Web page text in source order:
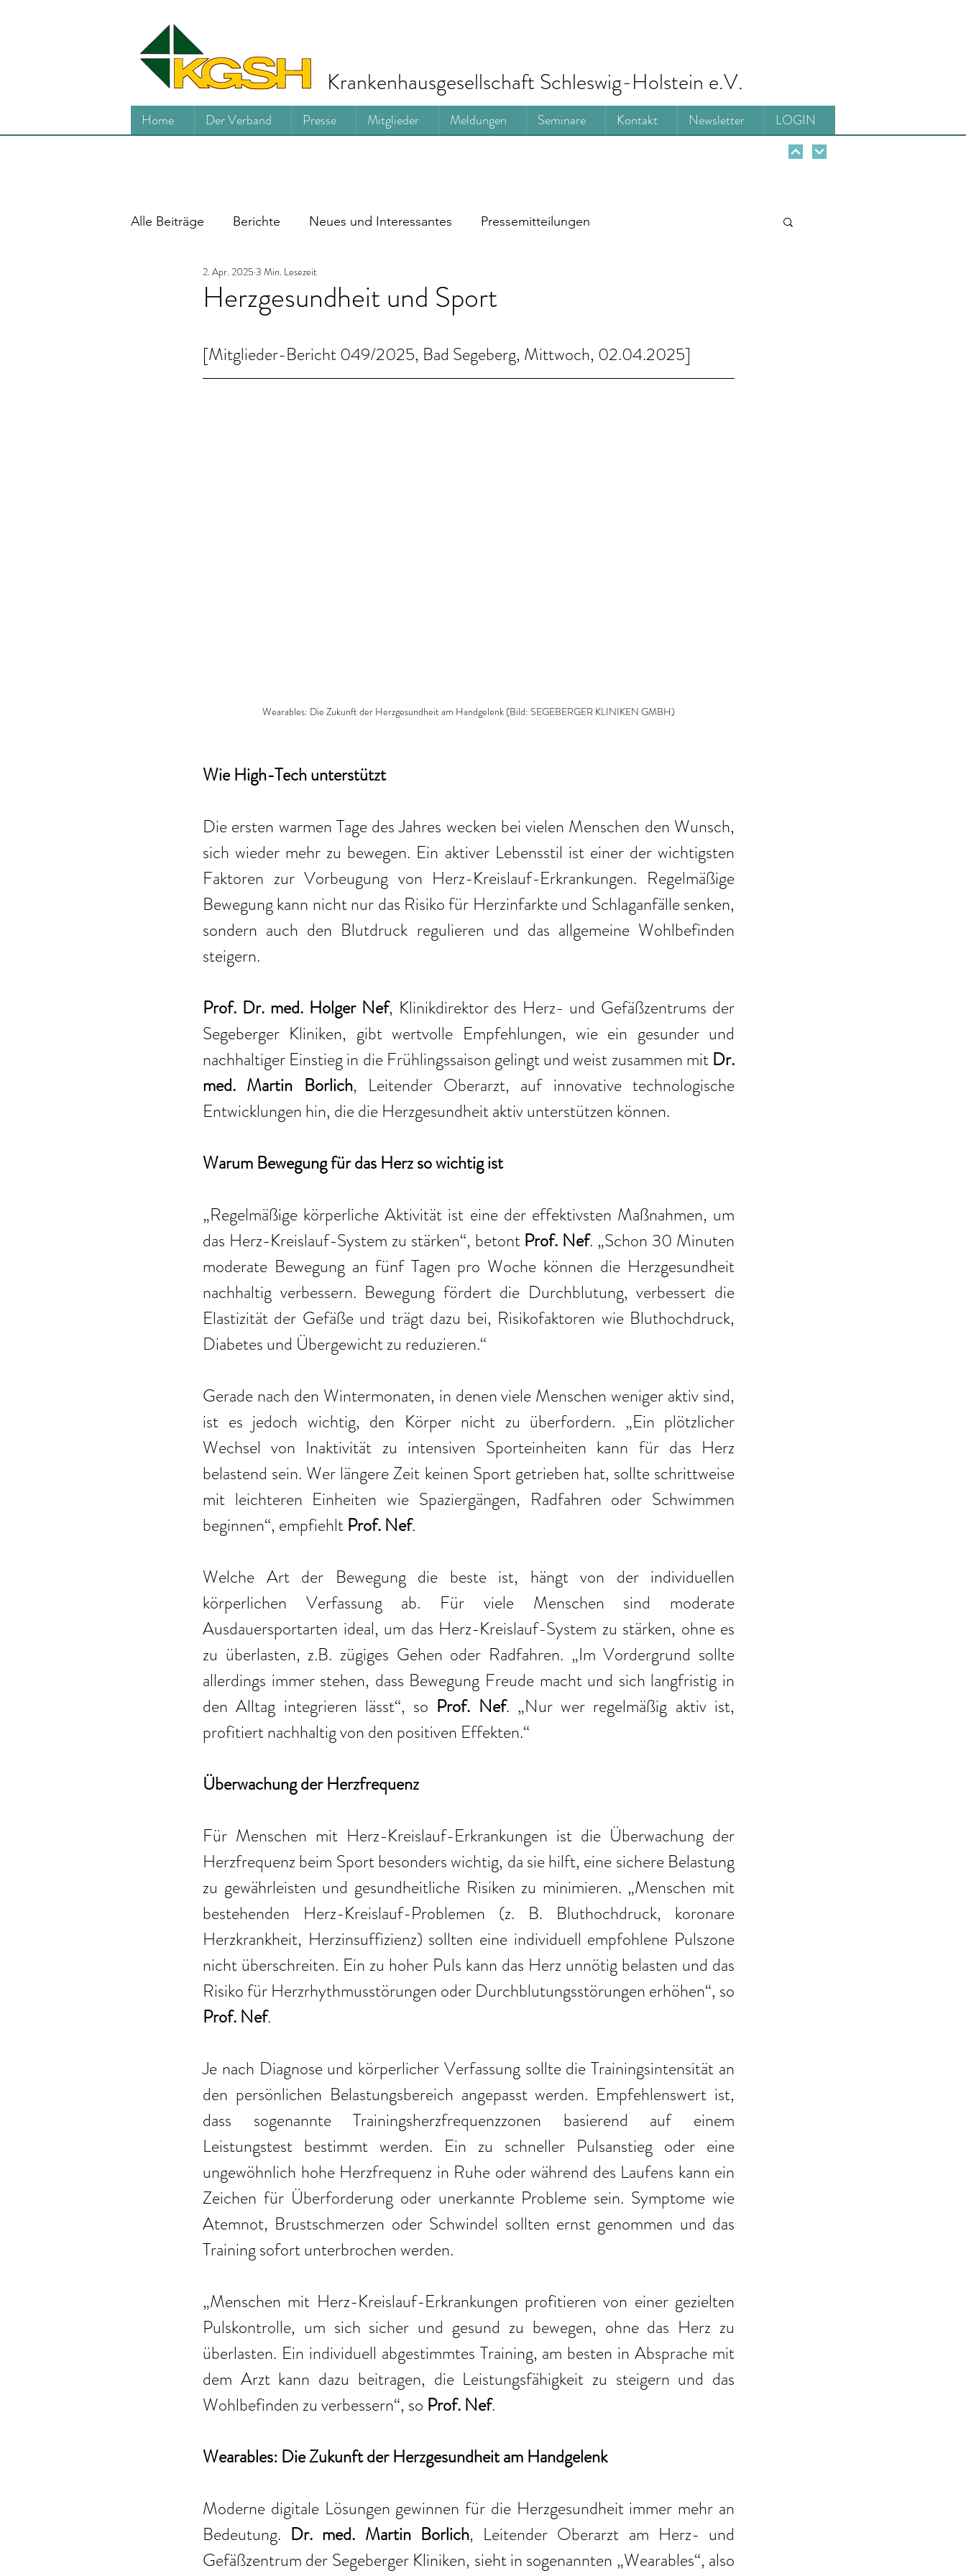
Home Der Verband Presse Mitglieder Meldungen Seminare Kontakt Newsletter LOGIN
Krankenhausgesellschaft Schleswig-Holstein e.V.
Alle Beiträge Berichte Neues und Interessantes Pressemitteilungen
Herzgesundheit und Sport
2. Apr. 2025 3 Min. Lesezeit
[Mitglieder-Bericht 049/2025, Bad Segeberg, Mittwoch, 02.04.2025]
Wearables: Die Zukunft der Herzgesundheit am Handgelenk (Bild: SEGEBERGER KLINIKEN GMBH)
Wie High-Tech unterstützt
Die ersten warmen Tage des Jahres wecken bei vielen Menschen den Wunsch,
sich wieder mehr zu bewegen. Ein aktiver Lebensstil ist einer der wichtigsten
Faktoren zur Vorbeugung von Herz-Kreislauf-Erkrankungen. Regelmäßige
Bewegung kann nicht nur das Risiko für Herzinfarkte und Schlaganfälle senken,
sondern auch den Blutdruck regulieren und das allgemeine Wohlbefinden
steigern.
Prof. Dr. med. Holger Nef, Klinikdirektor des Herz- und Gefäßzentrums der
Segeberger Kliniken, gibt wertvolle Empfehlungen, wie ein gesunder und
nachhaltiger Einstieg in die Frühlingssaison gelingt und weist zusammen mit Dr.
med. Martin Borlich, Leitender Oberarzt, auf innovative technologische
Entwicklungen hin, die die Herzgesundheit aktiv unterstützen können.
Warum Bewegung für das Herz so wichtig ist
„Regelmäßige körperliche Aktivität ist eine der effektivsten Maßnahmen, um
das Herz-Kreislauf-System zu stärken“, betont Prof. Nef. „Schon 30 Minuten
moderate Bewegung an fünf Tagen pro Woche können die Herzgesundheit
nachhaltig verbessern. Bewegung fördert die Durchblutung, verbessert die
Elastizität der Gefäße und trägt dazu bei, Risikofaktoren wie Bluthochdruck,
Diabetes und Übergewicht zu reduzieren.“
Gerade nach den Wintermonaten, in denen viele Menschen weniger aktiv sind,
ist es jedoch wichtig, den Körper nicht zu überfordern. „Ein plötzlicher
Wechsel von Inaktivität zu intensiven Sporteinheiten kann für das Herz
belastend sein. Wer längere Zeit keinen Sport getrieben hat, sollte schrittweise
mit leichteren Einheiten wie Spaziergängen, Radfahren oder Schwimmen
beginnen“, empfiehlt Prof. Nef.
Welche Art der Bewegung die beste ist, hängt von der individuellen
körperlichen Verfassung ab. Für viele Menschen sind moderate
Ausdauersportarten ideal, um das Herz-Kreislauf-System zu stärken, ohne es
zu überlasten, z.B. zügiges Gehen oder Radfahren. „Im Vordergrund sollte
allerdings immer stehen, dass Bewegung Freude macht und sich langfristig in
den Alltag integrieren lässt“, so Prof. Nef. „Nur wer regelmäßig aktiv ist,
profitiert nachhaltig von den positiven Effekten.“
Überwachung der Herzfrequenz
Für Menschen mit Herz-Kreislauf-Erkrankungen ist die Überwachung der
Herzfrequenz beim Sport besonders wichtig, da sie hilft, eine sichere Belastung
zu gewährleisten und gesundheitliche Risiken zu minimieren. „Menschen mit
bestehenden Herz-Kreislauf-Problemen (z. B. Bluthochdruck, koronare
Herzkrankheit, Herzinsuffizienz) sollten eine individuell empfohlene Pulszone
nicht überschreiten. Ein zu hoher Puls kann das Herz unnötig belasten und das
Prof. Nef.
Je nach Diagnose und körperlicher Verfassung sollte die Trainingsintensität an
den persönlichen Belastungsbereich angepasst werden. Empfehlenswert ist,
dass sogenannte Trainingsherzfrequenzzonen basierend auf einem
Leistungstest bestimmt werden. Ein zu schneller Pulsanstieg oder eine
ungewöhnlich hohe Herzfrequenz in Ruhe oder während des Laufens kann ein
Zeichen für Überforderung oder unerkannte Probleme sein. Symptome wie
Atemnot, Brustschmerzen oder Schwindel sollten ernst genommen und das
Training sofort unterbrochen werden.
„Menschen mit Herz-Kreislauf-Erkrankungen profitieren von einer gezielten
Pulskontrolle, um sich sicher und gesund zu bewegen, ohne das Herz zu
überlasten. Ein individuell abgestimmtes Training, am besten in Absprache mit
dem Arzt kann dazu beitragen, die Leistungsfähigkeit zu steigern und das
Wohlbefinden zu verbessern“, so Prof. Nef.
Wearables: Die Zukunft der Herzgesundheit am Handgelenk
Moderne digitale Lösungen gewinnen für die Herzgesundheit immer mehr an
Bedeutung. Dr. med. Martin Borlich, Leitender Oberarzt am Herz- und
Gefäßzentrum der Segeberger Kliniken, sieht in sogenannten „Wearables“, also